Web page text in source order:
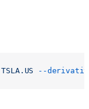
TSLA.US --